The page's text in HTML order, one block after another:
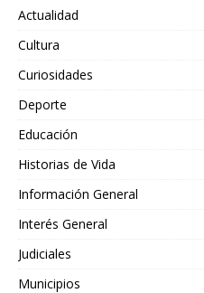
Actualidad
Cultura
Curiosidades
Deporte
Educación
Historias de Vida
Información General
Interés General
Judiciales
Municipios